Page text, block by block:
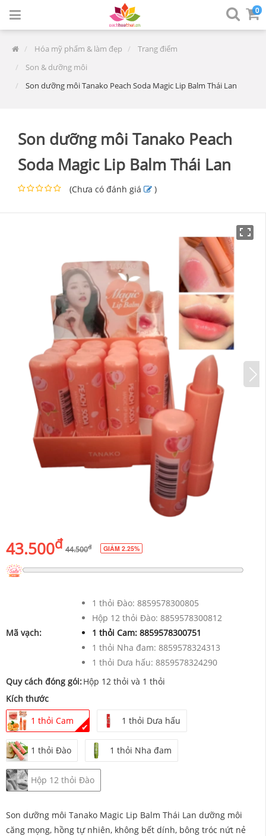
0
Hóa mỹ phẩm & làm đẹp
Trang điểm
Son & dưỡng môi
Son dưỡng môi Tanako Peach Soda Magic Lip Balm Thái Lan
Son dưỡng môi Tanako Peach
Soda Magic Lip Balm Thái Lan
(Chưa có đánh giá )
43.500đ 44.500đ GIẢM 2.25%
Mã vạch:
1 thỏi Đào: 8859578300805
Hộp 12 thỏi Đào: 8859578300812
1 thỏi Cam: 8859578300751
1 thỏi Nha đam: 8859578324313
1 thỏi Dưa hấu: 8859578324290
Quy cách đóng gói:Hộp 12 thỏi và 1 thỏi
Kích thước
1 thỏi Cam
✔
1 thỏi Dưa hấu
1 thỏi Đào 1 thỏi Nha đam
Hộp 12 thỏi Đào
Son dưỡng môi Tanako Magic Lip Balm Thái Lan dưỡng môi
căng mọng, hồng tự nhiên, không bết dính, bông tróc nứt nẻ